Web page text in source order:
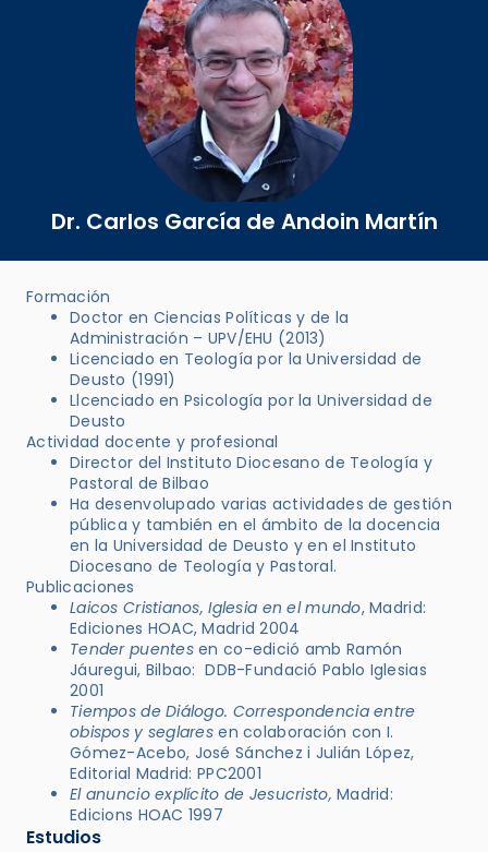
Dr. Carlos García de Andoin Martín
Formación
Doctor en Ciencias Políticas y de la
Administración – UPV/EHU (2013)
Licenciado en Teología por la Universidad de
Deusto (1991)
Llcenciado en Psicología por la Universidad de
Deusto
Actividad docente y profesional
Director del Instituto Diocesano de Teología y
Pastoral de Bilbao
Ha desenvolupado varias actividades de gestión
pública y también en el ámbito de la docencia
en la Universidad de Deusto y en el Instituto
Diocesano de Teología y Pastoral.
Publicaciones
Laicos Cristianos, Iglesia en el mundo, Madrid:
Ediciones HOAC, Madrid 2004
Tender puentesen co-edició amb Ramón
Jáuregui, Bilbao: DDB-Fundació Pablo Iglesias
2001
Tiempos de Diálogo. Correspondencia entre
obispos y seglaresen colaboración con I.
Gómez-Acebo, José Sánchez i Julián López,
Editorial Madrid: PPC2001
El anuncio explícito de Jesucristo,Madrid:
Edicions HOAC 1997
Estudios